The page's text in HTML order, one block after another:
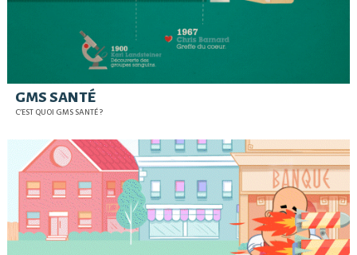
GMS SANTÉ
C’EST QUOI GMS SANTÉ ?